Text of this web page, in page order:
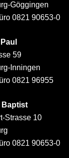
Göggingen
0821 90653-0
59
Inningen
0821 96955
Baptist
Strasse 10
0821 90653-0